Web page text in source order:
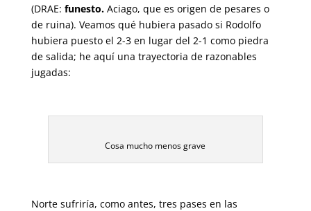
(DRAE: funesto.Aciago, que es origen de pesares o
de ruina). Veamos qué hubiera pasado si Rodolfo
hubiera puesto el 2-3 en lugar del 2-1 como piedra
de salida; he aquí una trayectoria de razonables
jugadas:
Cosa mucho menos grave
Norte sufriría, como antes, tres pases en las